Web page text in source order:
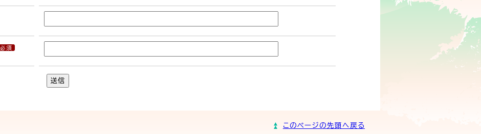
送信
このページの先頭へ戻る